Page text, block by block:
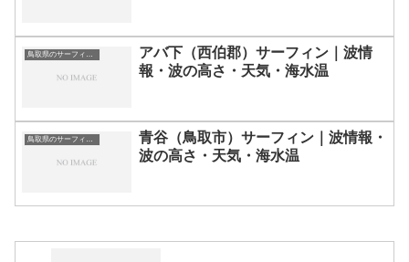
アバ下（西伯郡）サーフィン｜波情
報・波の高さ・天気・海水温
青谷（鳥取市）サーフィン｜波情報・
波の高さ・天気・海水温